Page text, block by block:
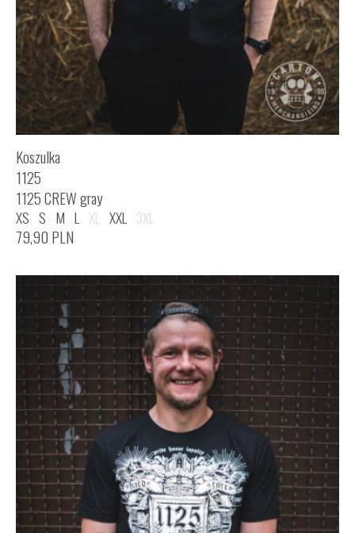
Koszulka
1125
1125 CREW gray
XS S M L XL XXL 3XL
79,90 PLN